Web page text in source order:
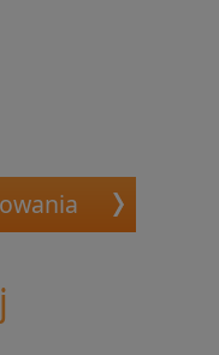
się więcej